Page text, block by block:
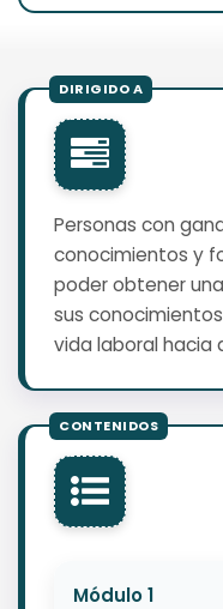
Personas con
conocimientos y
poder obtener
sus
vida laboral hacia
Módulo 1